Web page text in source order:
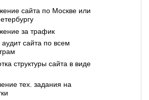
сайта по Москве или
за трафик
сайта по всем
структуры сайта в виде
тех. задания на